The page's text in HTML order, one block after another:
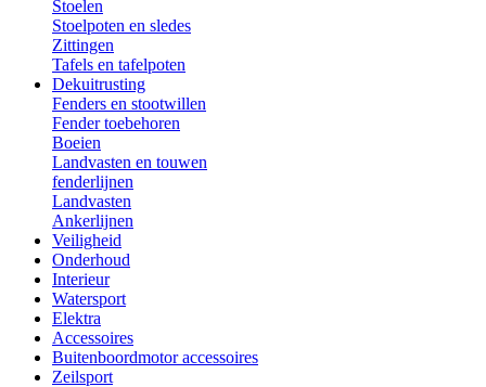
Stoelen
Stoelpoten en sledes
Zittingen
Tafels en tafelpoten
Dekuitrusting
Fenders en stootwillen
Fender toebehoren
Boeien
Landvasten en touwen
fenderlijnen
Landvasten
Ankerlijnen
Veiligheid
Onderhoud
Interieur
Watersport
Elektra
Accessoires
Buitenboordmotor accessoires
Zeilsport